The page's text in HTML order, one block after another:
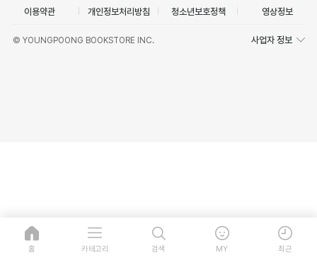
이용약관 개인정보처리방침 청소년보호정책 영상정보
© YOUNGPOONG BOOKSTORE INC. 사업자 정보
홈 카테고리 검색 MY 최근